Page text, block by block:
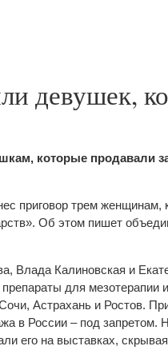
девушек,
которые продавали
приговор трем женщинам,
Об этом пишет
Влада Калиновская и
для мезотерапии
Астрахань и Ростов.
в России – под запретом.
его на выставках,